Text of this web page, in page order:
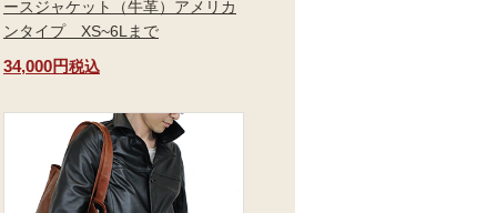
ースジャケット（牛革）アメリカ
ンタイプ XS~6Lまで
34,000円税込